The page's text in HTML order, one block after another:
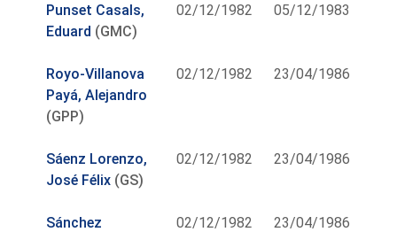
Punset Casals,
Eduard (GMC)
02/12/1982 05/12/1983
Royo-Villanova
Payá, Alejandro
(GPP)
02/12/1982 23/04/1986
Sáenz Lorenzo,
José Félix (GS)
02/12/1982 23/04/1986
Sánchez
02/12/1982 23/04/1986